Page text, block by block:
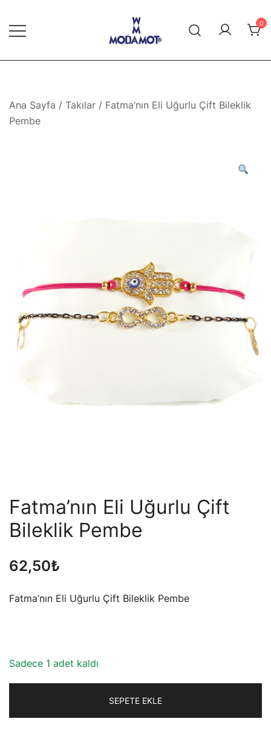
content
Modamot E-Ticaret
0
Ana Sayfa / Takılar / Fatma’nın Eli Uğurlu Çift Bileklik
Pembe
Fatma’nın Eli Uğurlu Çift
Bileklik Pembe
62,50₺
Fatma’nın Eli Uğurlu Çift Bileklik Pembe
Sadece 1 adet kaldı
SEPETE EKLE